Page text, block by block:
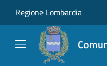
Regione Lombardia